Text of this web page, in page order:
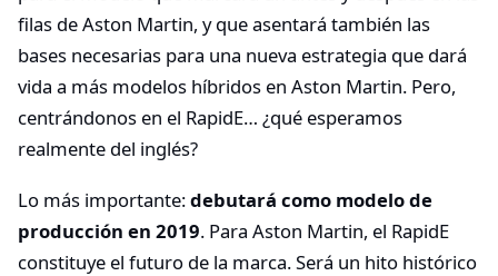
filas de Aston Martin, y que asentará también las
bases necesarias para una nueva estrategia que dará
vida a más modelos híbridos en Aston Martin. Pero,
centrándonos en el RapidE… ¿qué esperamos
realmente del inglés?
Lo más importante:debutará como modelo de
producción en 2019. Para Aston Martin, el RapidE
constituye el futuro de la marca. Será un hito histórico